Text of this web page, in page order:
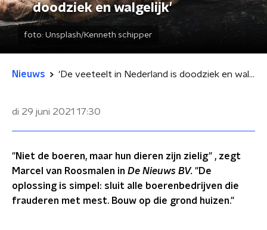
doodziek en walgelijk'
foto: Unsplash/Kenneth schipper
Nieuws 'De veeteelt in Nederland is doodziek en walgelijk'
di 29 juni 2021 17:30
"Niet de boeren, maar hun dieren zijn zielig" , zegt
Marcel van Roosmalen in De Nieuws BV. "De
oplossing is simpel: sluit alle boerenbedrijven die
frauderen met mest. Bouw op die grond huizen."